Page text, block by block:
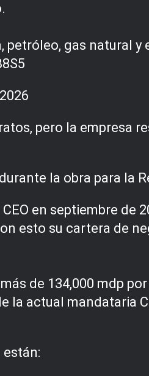
gas natural
pero la empresa
la obra para la
en septiembre de
esto su cartera de
de 134,000 mdp
la actual mandataria